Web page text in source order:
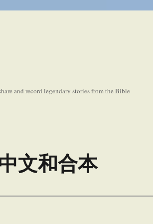
and record legendary stories from the Bible
文和合本